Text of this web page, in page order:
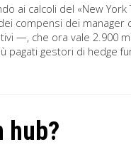
ai calcoli del «New York
compensi dei manager
—, che ora vale 2.900
gestori di hedge
hub?